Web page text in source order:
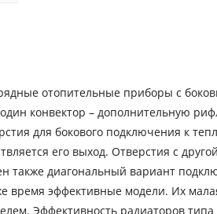
отопительные приборы с
конвектор – дополнительную
для бокового подключения к
его выход. Отверстия с
также диагональный вариант
время эффективные модели. Их
Эффективность радиаторов